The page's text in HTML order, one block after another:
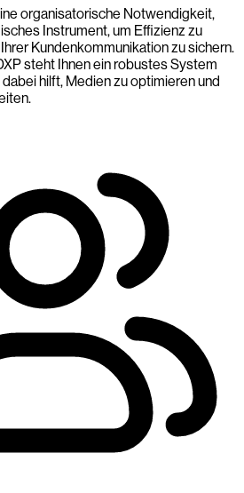
organisatorische Notwendigkeit,
Instrument, um Effizienz zu
Kundenkommunikation zu sichern.
steht Ihnen ein robustes System
hilft, Medien zu optimieren und